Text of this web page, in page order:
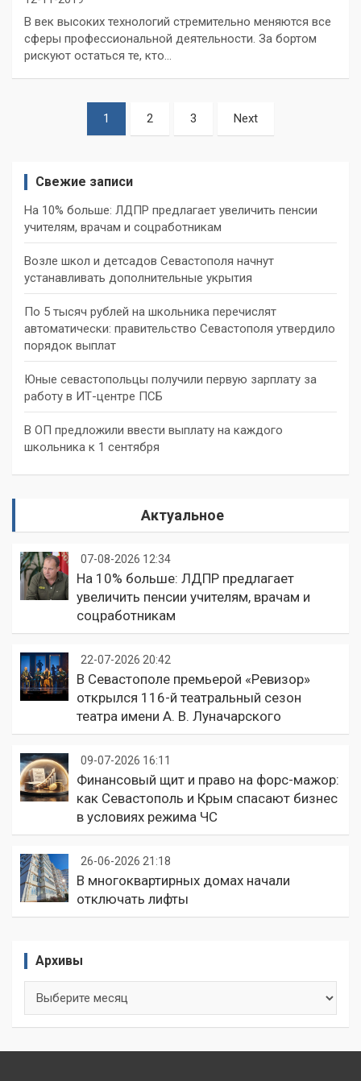
В век высоких технологий стремительно меняются все
сферы профессиональной деятельности. За бортом
рискуют остаться те, кто…
Пагинация
записей
1 2 3 Next
Свежие записи
На 10% больше: ЛДПР предлагает увеличить пенсии
учителям, врачам и соцработникам
Возле школ и детсадов Севастополя начнут
устанавливать дополнительные укрытия
По 5 тысяч рублей на школьника перечислят
автоматически: правительство Севастополя утвердило
порядок выплат
Юные севастопольцы получили первую зарплату за
работу в ИТ-центре ПСБ
В ОП предложили ввести выплату на каждого
школьника к 1 сентября
Актуальное
07-08-2026 12:34
На 10% больше: ЛДПР предлагает
увеличить пенсии учителям, врачам и
соцработникам
22-07-2026 20:42
В Севастополе премьерой «Ревизор»
открылся 116-й театральный сезон
театра имени А. В. Луначарского
09-07-2026 16:11
Финансовый щит и право на форс-мажор:
как Севастополь и Крым спасают бизнес
в условиях режима ЧС
26-06-2026 21:18
В многоквартирных домах начали
отключать лифты
Архивы